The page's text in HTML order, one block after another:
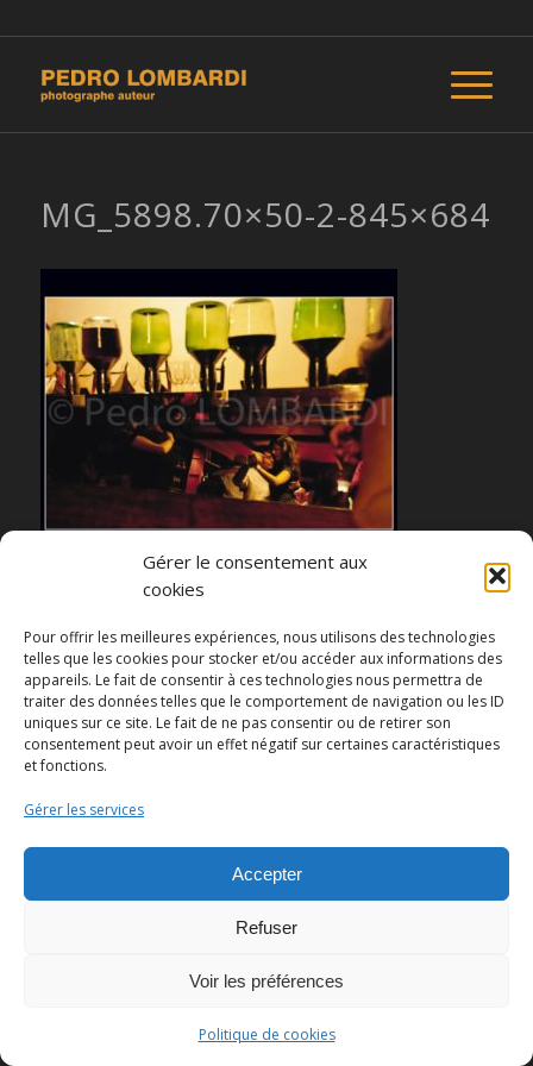
Gérer le consentement aux
cookies
Pour offrir les meilleures expériences, nous utilisons des technologies
telles que les cookies pour stocker et/ou accéder aux informations des
appareils. Le fait de consentir à ces technologies nous permettra de
traiter des données telles que le comportement de navigation ou les ID
uniques sur ce site. Le fait de ne pas consentir ou de retirer son
consentement peut avoir un effet négatif sur certaines caractéristiques
et fonctions.
Gérer les services
Accepter
Refuser
Voir les préférences
Politique de cookies
MG_5898.70×50-2-845×684
Partager cette publication
© Copyright - Pedro Lombardi -Mentions légales